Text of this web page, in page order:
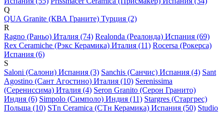
Q
QUA Granite (КВА Граните) Турция (2)
R
Ragno (Раньо) Италия (74) Realonda (Реалонда) Испания (69)
Rex Ceramiche (Рэкс Керамика) Италия (11) Rocersa (Рокерса)
Испания (6)
S
Saloni (Салони) Испания (3) Sanchis (Санчис) Испания (4) Sant
Agostino (Сант Агостино) Италия (10) Serenissima
(Серениссима) Италия (4) Seron Granito (Серон Гранито)
Индия (6) Simpolo (Симполо) Индия (11) Stargres (Старгрес)
Польша (10) STn Ceramica (СТн Керамика) Испания (50) Studio